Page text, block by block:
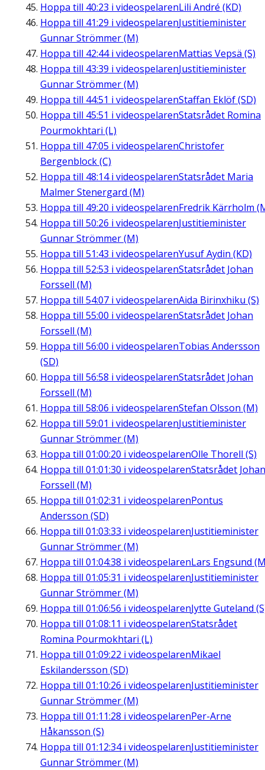
Hoppa till 40:23 i videospelarenLili André (KD)
Hoppa till 41:29 i videospelarenJustitieminister
Gunnar Strömmer (M)
Hoppa till 42:44i videospelarenMattias Vepsä (S)
Hoppa till 43:39 i videospelarenJustitieminister
Gunnar Strömmer (M)
Hoppa till 44:51 i videospelarenStaffan Eklöf (SD)
Hoppa till 45:51 i videospelarenStatsrådet Romina
Pourmokhtari (L)
Hoppa till 47:05 i videospelarenChristofer
Bergenblock (C)
Hoppa till 48:14i videospelarenStatsrådet Maria
Malmer Stenergard (M)
Hoppa till 49:20 i videospelarenFredrik Kärrholm
Hoppa till 50:26 i videospelarenJustitieminister
Gunnar Strömmer (M)
Hoppa till 51:43 i videospelarenYusuf Aydin (KD)
Hoppa till 52:53 i videospelarenStatsrådet Johan
Forssell (M)
Hoppa till 54:07 i videospelarenAida Birinxhiku (S)
Hoppa till 55:00 i videospelarenStatsrådet Johan
Forssell (M)
Hoppa till 56:00 i videospelarenTobias Andersson
(SD)
Hoppa till 56:58 i videospelarenStatsrådet Johan
Forssell (M)
Hoppa till 58:06 i videospelarenStefan Olsson (M)
Hoppa till 59:01 i videospelarenJustitieminister
Gunnar Strömmer (M)
Hoppa till 01:00:20 i videospelarenOlle Thorell (S)
Hoppa till 01:01:30 i videospelarenStatsrådet Johan
Forssell (M)
Hoppa till 01:02:31 i videospelarenPontus
Andersson (SD)
Hoppa till 01:03:33 i videospelarenJustitieminister
Gunnar Strömmer (M)
Hoppa till 01:04:38 i videospelarenLars Engsund
Hoppa till 01:05:31 i videospelarenJustitieminister
Gunnar Strömmer (M)
Hoppa till 01:06:56 i videospelarenJytte Guteland
Hoppa till 01:08:11 i videospelarenStatsrådet
Romina Pourmokhtari (L)
Hoppa till 01:09:22 i videospelarenMikael
Eskilandersson (SD)
Hoppa till 01:10:26 i videospelarenJustitieminister
Gunnar Strömmer (M)
Hoppa till 01:11:28 i videospelarenPer-Arne
Håkansson (S)
Hoppa till 01:12:34i videospelarenJustitieminister
Gunnar Strömmer (M)